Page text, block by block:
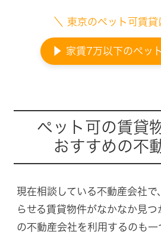
＼ 東京のペット可賃貸
▶ 家賃7万以下のペッ
ペット可の賃貸
おすすめの不
現在相談している不動産会社
らせる賃貸物件がなかなか見つ
の不動産会社を利用するのも一